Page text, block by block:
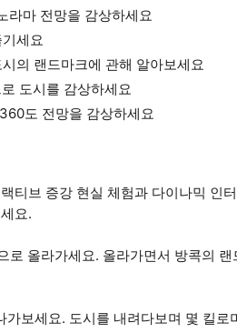
라마 전망을 감상하세요
세요
의 랜드마크에 관해 알아보세요
도시를 감상하세요
도 전망을 감상하세요
티브 증강 현실 체험과 다이나믹 인
요.
올라가세요. 올라가면서 방콕의
보세요. 도시를 내려다보며 몇 킬